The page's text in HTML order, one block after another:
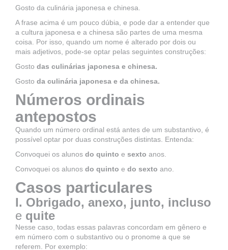
Gosto da culinária japonesa e chinesa.
A frase acima é um pouco dúbia, e pode dar a entender que
a cultura japonesa e a chinesa são partes de uma mesma
coisa. Por isso, quando um nome é alterado por dois ou
mais adjetivos, pode-se optar pelas seguintes construções:
Gosto das culinárias japonesa e chinesa.
Gosto da culinária japonesa e da chinesa.
Números ordinais
antepostos
Quando um número ordinal está antes de um substantivo, é
possível optar por duas construções distintas. Entenda:
Convoquei os alunos do quinto e sexto anos.
Convoquei os alunos do quinto e do sexto ano.
Casos particulares
I. Obrigado, anexo, junto, incluso
e quite
Nesse caso, todas essas palavras concordam em gênero e
em número com o substantivo ou o pronome a que se
referem. Por exemplo: